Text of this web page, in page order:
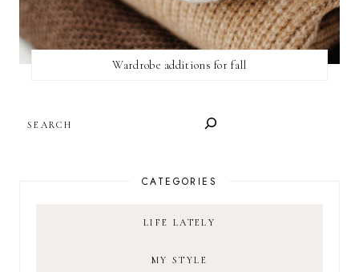
Wardrobe additions for fall
CATEGORIES
LIFE LATELY
MY STYLE